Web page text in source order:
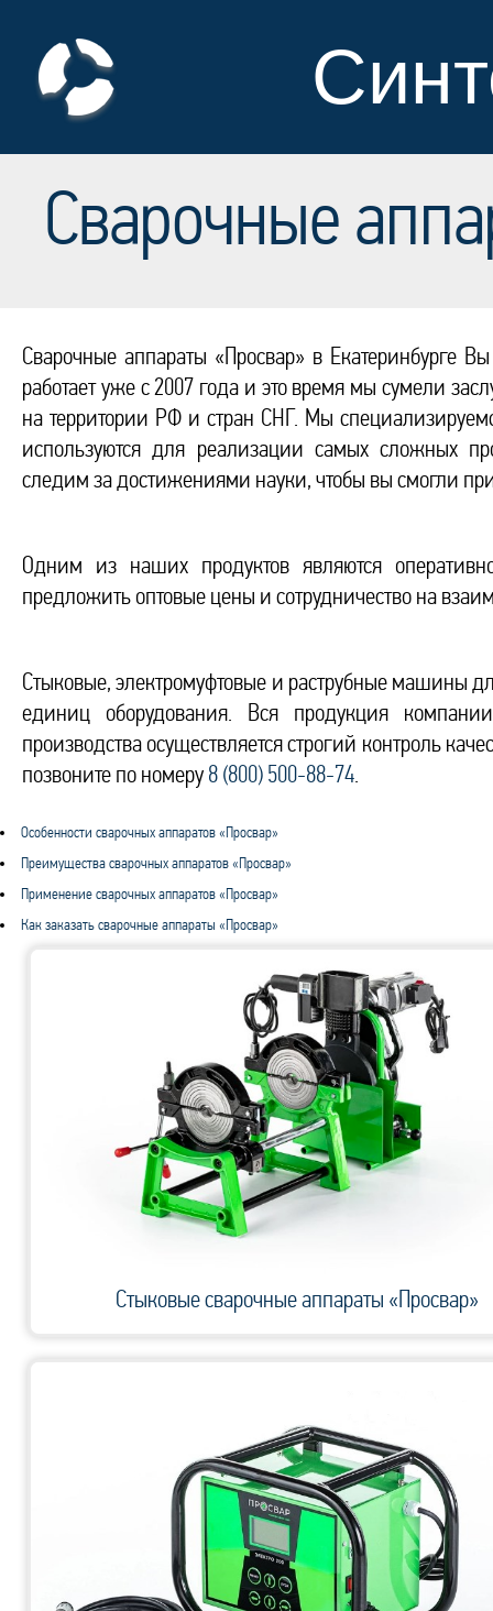
Сварочные
Сварочные аппараты «Просвар» в Екатеринбурге
работает уже с 2007 года и это время мы сумели
на территории РФ и стран СНГ. Мы
используются для реализации самых сложных
следим за достижениями науки, чтобы вы смогли
Одним из наших продуктов являются
предложить оптовые цены и сотрудничество на
Стыковые, электромуфтовые и раструбные машины
единиц оборудования. Вся продукция
производства осуществляется строгий контроль
позвоните по номеру 8 (800) 500-88-74.
Особенности сварочных аппаратов «Просвар»
Преимущества сварочных аппаратов «Просвар»
Применение сварочных аппаратов «Просвар»
Как заказать сварочные аппараты «Просвар»
Стыковые сварочные аппараты «Просвар»